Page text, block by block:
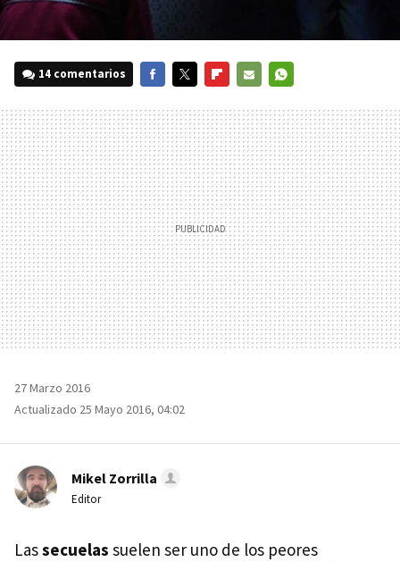
14 comentarios
MAIL
27 Marzo 2016
Actualizado 25 Mayo 2016, 04:02
Mikel Zorrilla
Editor
Lassecuelas suelen ser uno de los peores